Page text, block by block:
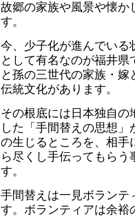
故郷の家族や風景や懐か
す。
今、少子化が進んでいる
として有名なのが福井
と孫の三世代の家族・
伝統文化があります。
その根底には日本独自
した「手間替えの思想
の生じるところを、相手
ら尽くし手伝ってもら
す。
手間替えは一見ボランテ
す。ボランティアは余裕